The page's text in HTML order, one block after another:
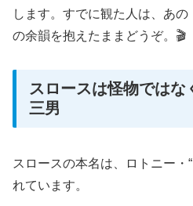
します。すでに観た人は、あの
の余韻を抱えたままどうぞ。🎬
スロースは怪物ではな
三男
スロースの本名は、ロトニー・
れています。